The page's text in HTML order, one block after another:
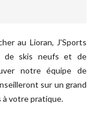
au Lioran, J'Sports
de skis neufs et de
notre équipe de
sur un grand
à votre pratique.